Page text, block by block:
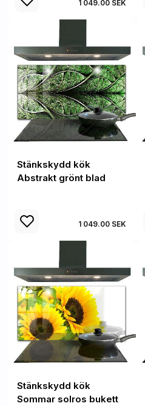
1 049.00 SEK
Stänkskydd kök
Abstrakt grönt blad
1 049.00 SEK
Stänkskydd kök
Sommar solros bukett